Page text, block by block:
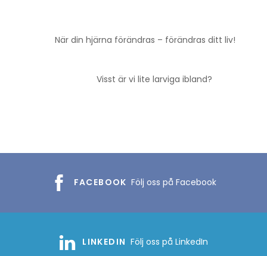
När din hjärna förändras – förändras ditt liv!
Visst är vi lite larviga ibland?
FACEBOOK Följ oss på Facebook
LINKEDIN Följ oss på LinkedIn